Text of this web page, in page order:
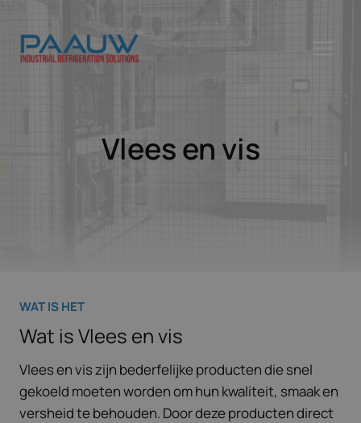
naar
inhoud
Vlees en vis
WAT IS HET
Wat is Vlees en vis
Vlees en vis zijn bederfelijke producten die snel
gekoeld moeten worden om hun kwaliteit, smaak en
versheid te behouden. Door deze producten direct